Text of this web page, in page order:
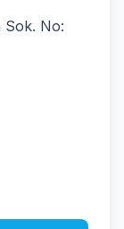
Sok. No: